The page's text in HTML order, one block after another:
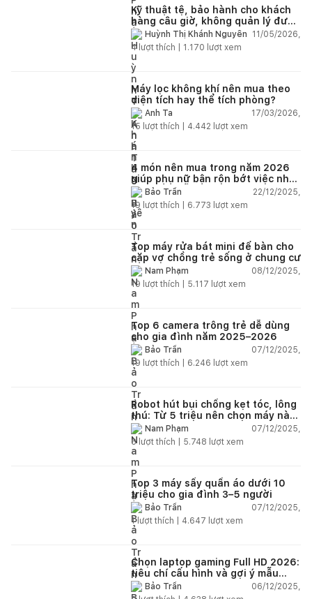
Kỹ thuật tệ, bảo hành cho khách
hàng câu giờ, không quản lý được
nhân viên xây dựng của mình,
điện nhẹ, điện nước, tường quá
kém. Luôn đổ lỗi cho nhân viên.
Bảo hành quá tệ, tôi phải đợi rất
lâu mới dc bảo hành, liên hệ để
được bảo hành thì bơ khách
Huỳnh Thị Khánh Nguyên
11/05/2026,
4lượt thích | 1.170 lượt xem
Máy lọc không khí nên mua theo
diện tích hay thể tích phòng?
Anh Ta
17/03/2026,
15 lượt thích | 4.442 lượt xem
4 món nên mua trong năm 2026
giúp phụ nữ bận rộn bớt việc nhà,
nhẹ đầu mỗi ngày
Bảo Trần
22/12/2025,
19 lượt thích | 6.773 lượt xem
Top máy rửa bát mini để bàn cho
cặp vợ chồng trẻ sống ở chung cư
Nam Phạm
08/12/2025,
19 lượt thích | 5.117 lượt xem
Top 6 camera trông trẻ dễ dùng
cho gia đình năm 2025–2026
Bảo Trần
07/12/2025,
19 lượt thích | 6.246 lượt xem
Robot hút bụi chống kẹt tóc, lông
thú: Từ 5 triệu nên chọn máy nào
năm 2025–2026?
Nam Phạm
07/12/2025,
6lượt thích | 5.748 lượt xem
Top 3 máy sấy quần áo dưới 10
triệu cho gia đình 3–5 người
Bảo Trần
07/12/2025,
1lượt thích | 4.647 lượt xem
Chọn laptop gaming Full HD 2026:
tiêu chí cấu hình và gợi ý mẫu
đáng mua
Bảo Trần
06/12/2025,